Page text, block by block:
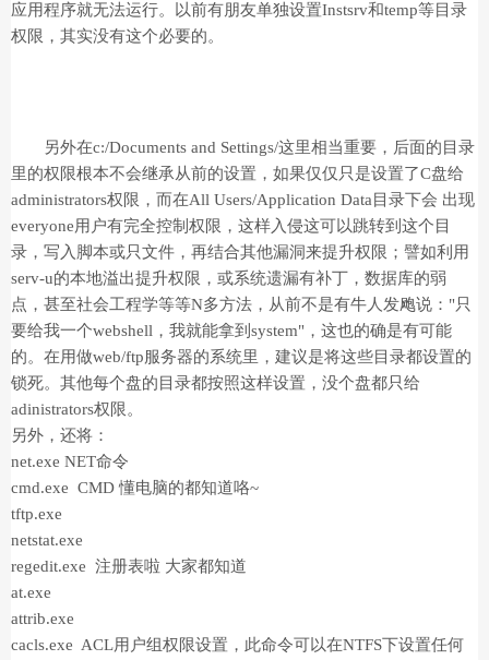
应用程序就无法运行。以前有朋友单独设置Instsrv和temp等目录
权限，其实没有这个必要的。
另外在c:/Documents and Settings/这里相当重要，后面的目录
里的权限根本不会继承从前的设置，如果仅仅只是设置了C盘给
administrators权限，而在All Users/Application Data目录下会 出现
everyone用户有完全控制权限，这样入侵这可以跳转到这个目
录，写入脚本或只文件，再结合其他漏洞来提升权限；譬如利用
serv-u的本地溢出提升权限，或系统遗漏有补丁，数据库的弱
点，甚至社会工程学等等N多方法，从前不是有牛人发飑说："只
要给我一个webshell，我就能拿到system"，这也的确是有可能
的。在用做web/ftp服务器的系统里，建议是将这些目录都设置的
锁死。其他每个盘的目录都按照这样设置，没个盘都只给
adinistrators权限。
另外，还将：
net.exe NET命令
cmd.exe CMD 懂电脑的都知道咯~
tftp.exe
netstat.exe
regedit.exe 注册表啦 大家都知道
at.exe
attrib.exe
cacls.exe ACL用户组权限设置，此命令可以在NTFS下设置任何